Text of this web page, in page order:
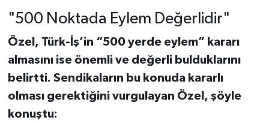
"500 Noktada Eylem Değerlidir"
Özel, Türk-İş’in “500 yerde eylem” kararı
almasını ise önemli ve değerli bulduklarını
belirtti. Sendikaların bu konuda kararlı
olması gerektiğini vurgulayan Özel, şöyle
konuştu: